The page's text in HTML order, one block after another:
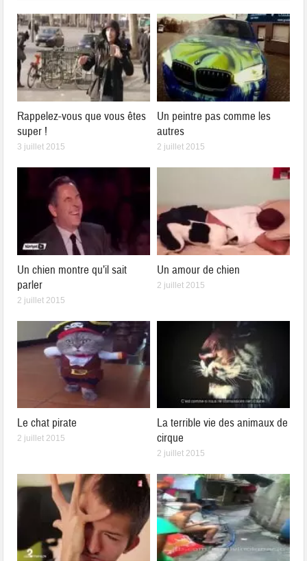
Rappelez-vous que vous êtes
super !
3 juillet 2015
Un peintre pas comme les
autres
2 juillet 2015
Un chien montre qu’il sait
parler
2 juillet 2015
Un amour de chien
2 juillet 2015
Le chat pirate
2 juillet 2015
La terrible vie des animaux de
cirque
2 juillet 2015